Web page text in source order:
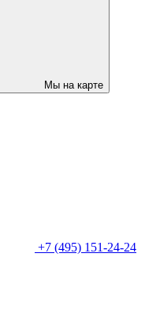
Мы на карте
+7 (495) 151-24-24